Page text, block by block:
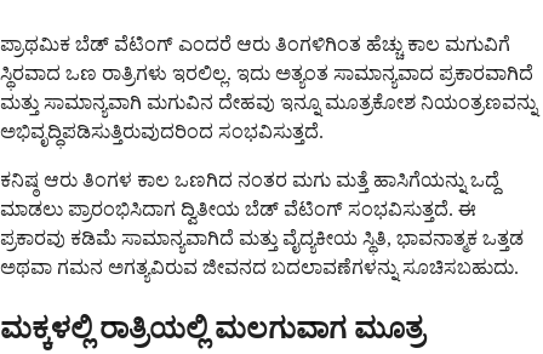
ಪ್ರಾಥಮಿಕ ಬೆಡ್ ವೆಟಿಂಗ್ ಎಂದರೆ ಆರು ತಿಂಗಳಿಗಿಂತ ಹೆಚ್ಚು ಕಾಲ ಮಗುವಿಗೆ
ಸ್ಥಿರವಾದ ಒಣ ರಾತ್ರಿಗಳು ಇರಲಿಲ್ಲ. ಇದು ಅತ್ಯಂತ ಸಾಮಾನ್ಯವಾದ ಪ್ರಕಾರವಾಗಿದೆ
ಮತ್ತು ಸಾಮಾನ್ಯವಾಗಿ ಮಗುವಿನ ದೇಹವು ಇನ್ನೂ ಮೂತ್ರಕೋಶ ನಿಯಂತ್ರಣವನ್ನು
ಅಭಿವೃದ್ಧಿಪಡಿಸುತ್ತಿರುವುದರಿಂದ ಸಂಭವಿಸುತ್ತದೆ.
ಕನಿಷ್ಠ ಆರು ತಿಂಗಳ ಕಾಲ ಒಣಗಿದ ನಂತರ ಮಗು ಮತ್ತೆ ಹಾಸಿಗೆಯನ್ನು ಒದ್ದೆ
ಮಾಡಲು ಪ್ರಾರಂಭಿಸಿದಾಗ ದ್ವಿತೀಯ ಬೆಡ್ ವೆಟಿಂಗ್ ಸಂಭವಿಸುತ್ತದೆ. ಈ
ಪ್ರಕಾರವು ಕಡಿಮೆ ಸಾಮಾನ್ಯವಾಗಿದೆ ಮತ್ತು ವೈದ್ಯಕೀಯ ಸ್ಥಿತಿ, ಭಾವನಾತ್ಮಕ ಒತ್ತಡ
ಅಥವಾ ಗಮನ ಅಗತ್ಯವಿರುವ ಜೀವನದ ಬದಲಾವಣೆಗಳನ್ನು ಸೂಚಿಸಬಹುದು.
ಮಕ್ಕಳಲ್ಲಿ ರಾತ್ರಿಯಲ್ಲಿ ಮಲಗುವಾಗ ಮೂತ್ರ